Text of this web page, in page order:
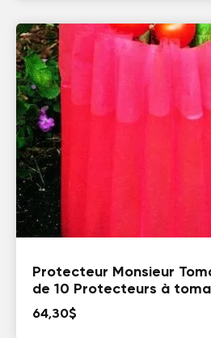
19,30$
Protecteur Monsieur
de 10 Protecteurs à
64,30$